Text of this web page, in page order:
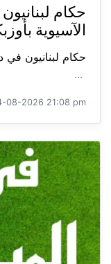
حكام
الآسيوية
حكام لبنانيون في
...
08-2026 21:08 pm